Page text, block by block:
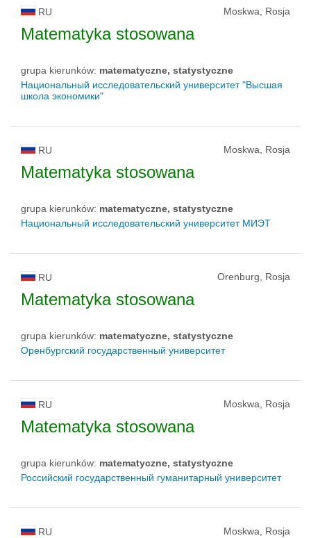
RU Moskwa, Rosja
Matematyka stosowana
grupa kierunków: matematyczne, statystyczne
Национальный исследовательский университет "Высшая
школа экономики"
RU Moskwa, Rosja
Matematyka stosowana
grupa kierunków: matematyczne, statystyczne
Национальный исследовательский университет МИЭТ
RU Orenburg, Rosja
Matematyka stosowana
grupa kierunków: matematyczne, statystyczne
Оренбургский государственный университет
RU Moskwa, Rosja
Matematyka stosowana
grupa kierunków: matematyczne, statystyczne
Российский государственный гуманитарный университет
RU Moskwa, Rosja